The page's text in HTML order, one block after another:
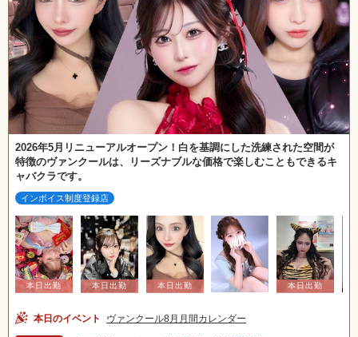
2026年5月リニューアルオープン！白を基調にした洗練された空間が
特徴のヴァンクールは、リーズナブルな価格で楽しむこともできるキ
ャバクラです。
インボイス制度登録店
本日のイベント ヴァンクール8月月間カレンダー